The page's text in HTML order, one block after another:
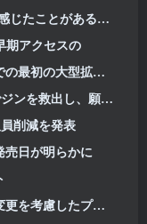
ターはもうそんなことはないと語る
期アクセスの
拡張をご覧ください
、願いを叶えましょう
削減を発表
売日が明らかに
シップ モデルの調整を発表